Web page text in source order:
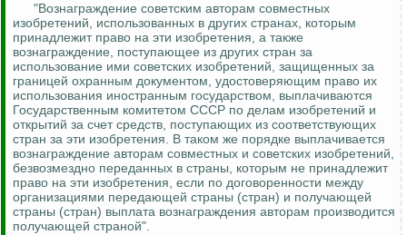
"Вознаграждение советским авторам совместных
изобретений, использованных в других странах, которым
принадлежит право на эти изобретения, а также
вознаграждение, поступающее из других стран за
использование ими советских изобретений, защищенных за
границей охранным документом, удостоверяющим право их
использования иностранным государством, выплачиваются
Государственным комитетом СССР по делам изобретений и
открытий за счет средств, поступающих из соответствующих
стран за эти изобретения. В таком же порядке выплачивается
вознаграждение авторам совместных и советских изобретений,
безвозмездно переданных в страны, которым не принадлежит
право на эти изобретения, если по договоренности между
организациями передающей страны (стран) и получающей
страны (стран) выплата вознаграждения авторам производится
получающей страной".